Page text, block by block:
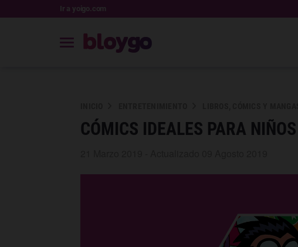
Ir a yoigo.com
CÓMICS IDEALES PARA NIÑOS